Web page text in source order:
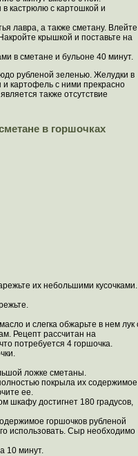
кастрюлю с картошкой и
лавра, а также сметану. Влейте
крышкой и поставьте на
в сметане и бульоне 40 минут.
рубленой зеленью. Желудки в
картофель с ними прекрасно
также отсутствие
в горшочках
их небольшими кусочками.
и слегка обжарьте в нем лук
Рецепт рассчитан на
потребуется 4 горшочка.
ложке сметаны.
покрыла их
ее.
шкафу достигнет 180 градусов,
горшочков рубленой
использовать. Сыр необходимо
10 минут.